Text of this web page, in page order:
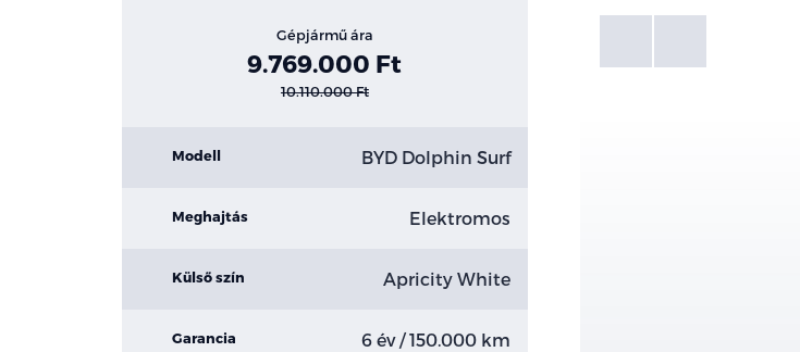
Gépjármű ára
9.769.000 Ft
10.110.000 Ft
Modell BYD Dolphin Surf
Meghajtás Elektromos
Külső szín Apricity White
Garancia 6 év / 150.000 km
Galéria